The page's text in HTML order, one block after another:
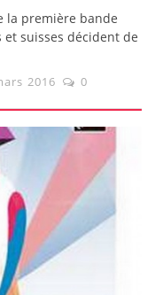
la première bande
suisses décident de
2016 0